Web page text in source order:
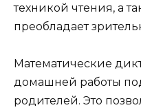
техникой чтения, а
преобладает
Математические
домашней работы
родителей. Это